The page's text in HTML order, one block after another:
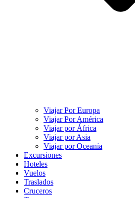
Viajar Por Europa
Viajar Por América
Viajar por África
Viajar por Asia
Viajar por Oceanía
Excursiones
Hoteles
Vuelos
Traslados
Cruceros